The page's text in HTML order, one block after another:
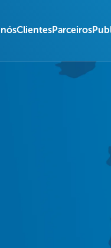
ClientesParceiros